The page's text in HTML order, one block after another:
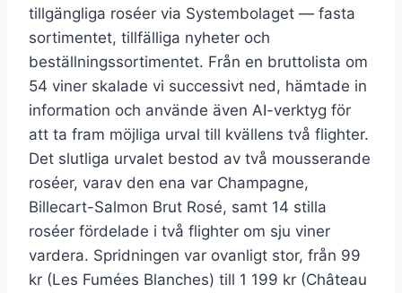
tillgängliga roséer via Systembolaget — fasta
sortimentet, tillfälliga nyheter och
beställningssortimentet. Från en bruttolista om
54 viner skalade vi successivt ned, hämtade in
information och använde även AI-verktyg för
att ta fram möjliga urval till kvällens två flighter.
Det slutliga urvalet bestod av två mousserande
roséer, varav den ena var Champagne,
Billecart-Salmon Brut Rosé, samt 14 stilla
roséer fördelade i två flighter om sju viner
vardera. Spridningen var ovanligt stor, från 99
kr (Les Fumées Blanches) till 1 199 kr (Château